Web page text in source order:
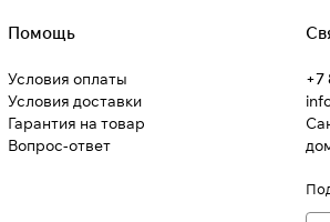
Помощь
Условия оплаты
Условия доставки
Гарантия на товар
Вопрос-ответ
+7